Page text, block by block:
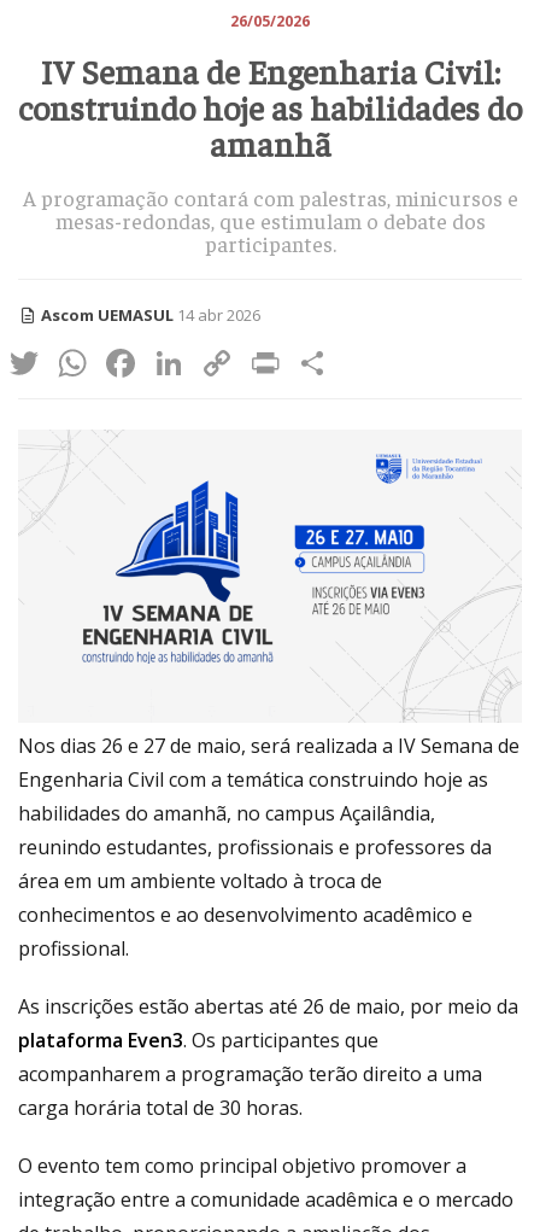
26/05/2026
IV Semana de Engenharia Civil:
construindo hoje as habilidades do
amanhã
A programação contará com palestras, minicursos e
mesas-redondas, que estimulam o debate dos
participantes.
Ascom UEMASUL 14 abr 2026
Twitter
WhatsApp
Facebook
LinkedIn
CopyPrint
Nos dias 26 e 27 de maio, será realizada a IV Semana de
Engenharia Civil com a temática construindo hoje as
habilidades do amanhã, no campus Açailândia,
reunindo estudantes, profissionais e professores da
área em um ambiente voltado à troca de
conhecimentos e ao desenvolvimento acadêmico e
profissional.
As inscrições estão abertas até 26 de maio, por meio da
plataforma Even3. Os participantes que
acompanharem a programação terão direito a uma
carga horária total de 30 horas.
O evento tem como principal objetivo promover a
integração entre a comunidade acadêmica e o mercado